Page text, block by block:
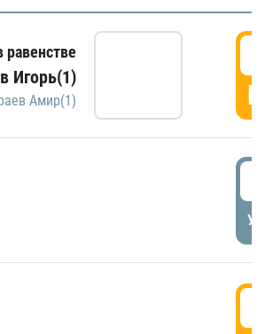
равенстве
Игорь(1)
Амир(1)